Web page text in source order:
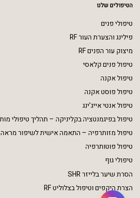
הטיפולים שלנו
טיפולי פנים
פילינג והצערת העור RF
מיצוק עור הפנים RF
טיפול פנים קלאסי
טיפול אקנה
טיפול פוסט אקנה
טיפול אנטי אייג’ינג
טיפול בפיגמנטציה בקליניקה – תהליך טיפולי
טיפול מזותרפיה – התאמה אישית לשיפור מראה
טיפול פוטותרפיה
טיפולי גוף
הסרת שיער בלייזר SHR
הצרת היקפים וטיפול בצלוליט RF